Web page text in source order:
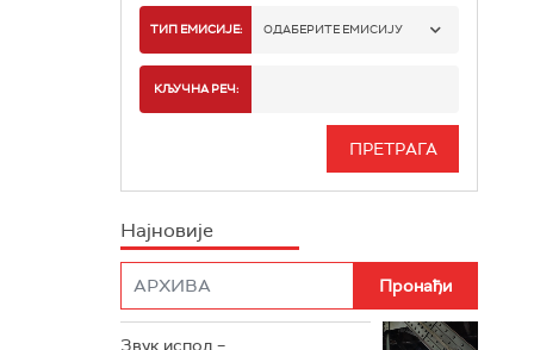
РАДИО БЕОГРАД 1
РАДИО БЕОГРАД 3
РАДИО РОКЕНРОЛЕР
РАДИО ЏУБОКС
ТИП ЕМИСИЈЕ: ОДАБЕРИТЕ ЕМИСИЈУ
ИНФО
КЉУЧНА РЕЧ:
Најновије
Звук испод –